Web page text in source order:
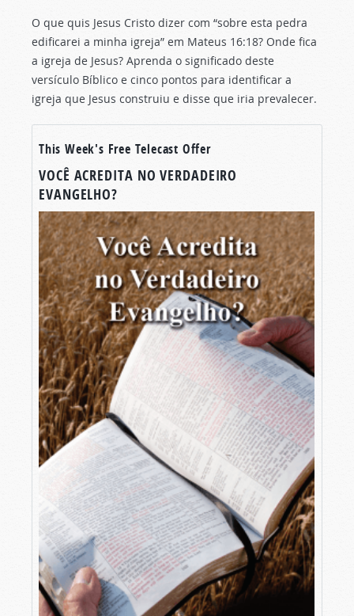
O que quis Jesus Cristo dizer com “sobre esta pedra
edificarei a minha igreja” em Mateus 16:18? Onde fica
a igreja de Jesus? Aprenda o significado deste
versículo Bíblico e cinco pontos para identificar a
igreja que Jesus construiu e disse que iria prevalecer.
This Week's Free Telecast Offer
VOCÊ ACREDITA NO VERDADEIRO
EVANGELHO?